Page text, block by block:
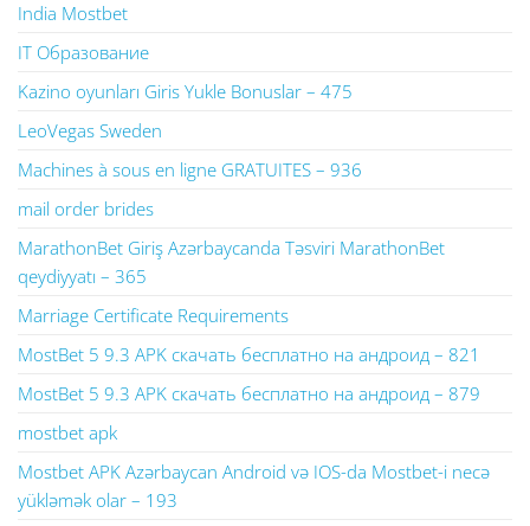
India Mostbet
IT Образование
Kazino oyunları Giris Yukle Bonuslar – 475
LeoVegas Sweden
Machines à sous en ligne GRATUITES – 936
mail order brides
MarathonBet Giriş Azərbaycanda Təsviri MarathonBet
qeydiyyatı – 365
Marriage Certificate Requirements
MostBet 5 9.3 APK скачать бесплатно на андроид – 821
MostBet 5 9.3 APK скачать бесплатно на андроид – 879
mostbet apk
Mostbet APK Azərbaycan Android və IOS-da Mostbet-i necə
yükləmək olar – 193